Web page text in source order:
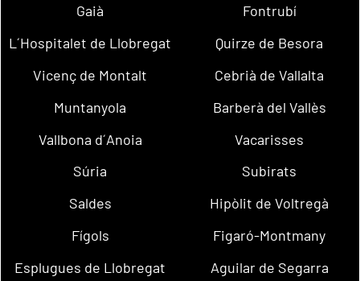
Gaià
Fontrubí
L´Hospitalet de Llobregat
Quirze de Besora
Vicenç de Montalt
Cebrià de Vallalta
Muntanyola
Barberà del Vallès
Vallbona d´Anoia
Vacarisses
Súria
Subirats
Saldes
Hipòlit de Voltregà
Fígols
Figaró-Montmany
Esplugues de Llobregat
Aguilar de Segarra